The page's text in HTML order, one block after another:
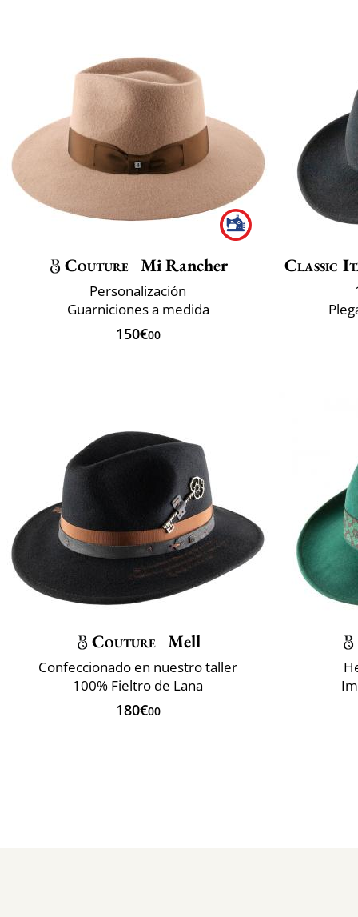
Couture Mi Rancher
Personalización
Guarniciones a medida
150€00
Classic
Couture Mell
Confeccionado en nuestro taller
100% Fieltro de Lana
180€00